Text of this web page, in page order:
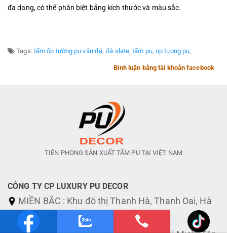
đa dạng, có thể phân biệt bằng kích thước và màu sắc.
Tags: tấm ốp tường pu vân đá ,đá slate ,tấm pu,op tuong pu
Bình luận bằng tài khoản facebook
TIÊN PHONG SẢN XUẤT TẤM PU TẠI VIỆT NAM
CÔNG TY CP LUXURY PU DECOR
MIỀN BẮC : Khu đô thị Thanh Hà, Thanh Oai, Hà
Nội.